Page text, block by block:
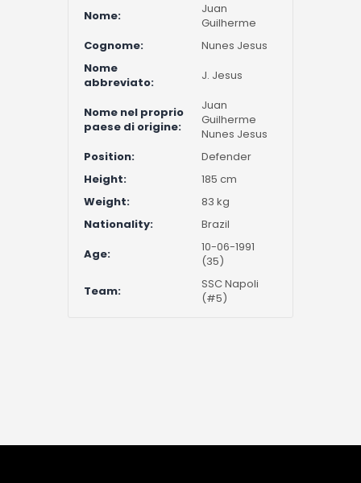
Nome:
Juan
Guilherme
Cognome:
Nunes Jesus
Nome
abbreviato:
J. Jesus
Nome nel proprio
paese di origine:
Juan
Guilherme
Nunes Jesus
Position:
Defender
Height:
185 cm
Weight:
83 kg
Nationality:
Brazil
Age:
10-06-1991
(35)
Team:
SSC Napoli
(#5)